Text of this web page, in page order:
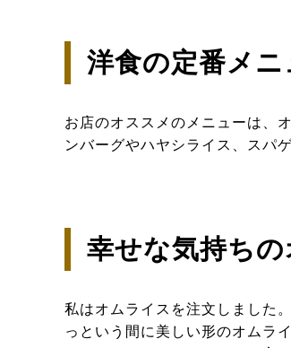
洋食の定番メニ
お店のオススメのメニューは、
ンバーグやハヤシライス、スパ
幸せな気持ち
私はオムライスを注文しました
っという間に美しい形のオムラ